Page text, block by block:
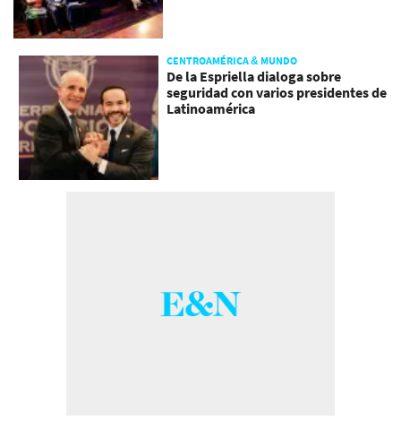
CENTROAMÉRICA & MUNDO
De la Espriella dialoga sobre
seguridad con varios presidentes de
Latinoamérica